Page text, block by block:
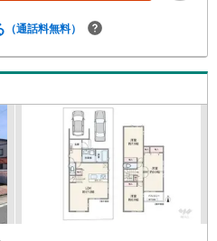
ら営業時間外でのご内覧もご対応
が共有されているので、名古屋市
アでもご内覧が可能です！ 【大曽
線、JR中央線「大曽根」駅徒歩1分
スペースあり○定休日ございません
（通話料無料）